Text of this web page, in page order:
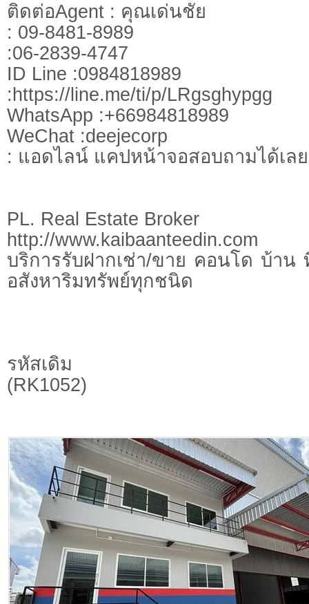
ติดต่อAgent : คุณเด่นชัย
: 09-8481-8989
:06-2839-4747
ID Line :0984818989
:https://line.me/ti/p/LRgsghypgg
WhatsApp :+66984818989
WeChat :deejecorp
: แอดไลน์ แคปหน้าจอสอบถามได้เล
PL. Real Estate Broker
http://www.kaibaanteedin.com
บริการรับฝากเช่า/ขาย คอนโด บ้าน
อสังหาริมทรัพย์ทุกชนิด
รหัสเดิม
(RK1052)